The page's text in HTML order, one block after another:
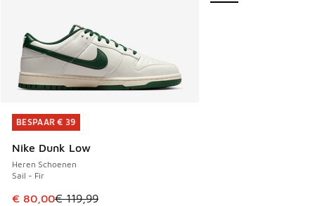
BESPAAR € 39
Nike Dunk Low
Heren Schoenen
Sail - Fir
Dit artikel is in de uitverkoop. Dit artikel is in de
€ 80,00€ 119,99
BESPAAR € 39